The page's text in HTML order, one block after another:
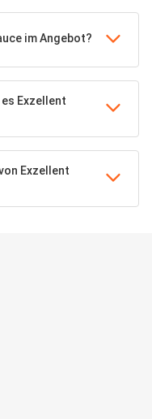
im Angebot?
Exzellent
Exzellent